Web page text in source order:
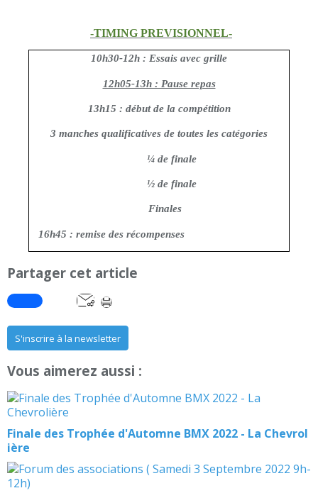
-TIMING PREVISIONNEL-
10h30-12h : Essais avec grille
12h05-13h : Pause repas
13h15 : début de la compétition
3 manches qualificatives de toutes les catégories
¼ de finale
½ de finale
Finales
16h45 : remise des récompenses
Partager cet article
S'inscrire à la newsletter
Vous aimerez aussi :
Finale des Trophée d'Automne BMX 2022 - La Chevrol
ière